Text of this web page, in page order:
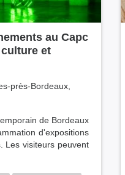
au Capc
et
près-Bordeaux,
de Bordeaux
d'expositions
Les visiteurs peuvent